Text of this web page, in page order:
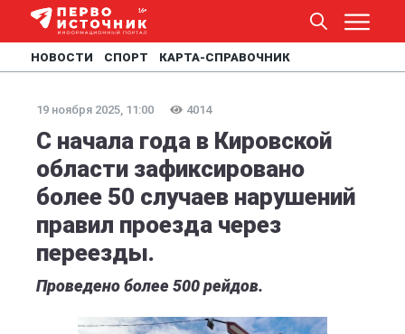
НОВОСТИ СПОРТ КАРТА-СПРАВОЧНИК
19 ноября 2025, 11:00 4014
С начала года в Кировской
области зафиксировано
более 50 случаев нарушений
правил проезда через
переезды.
Проведено более 500 рейдов.